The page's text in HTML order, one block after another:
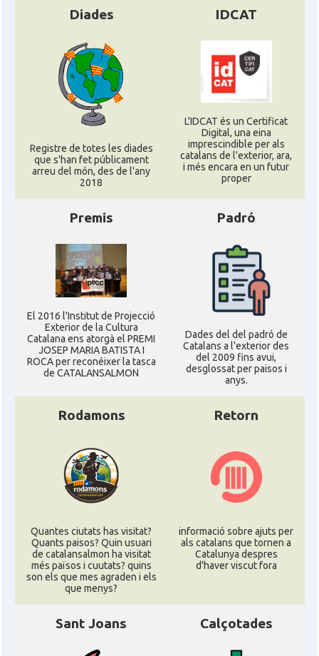
Diades
Registre de totes les diades
que s'han fet públicament
arreu del món, des de l'any
2018
IDCAT
L'IDCAT és un Certificat
Digital, una eina
imprescindible per als
catalans de l'exterior, ara,
i més encara en un futur
proper
Premis
El 2016 l'Institut de Projecció
Exterior de la Cultura
Catalana ens atorgà el PREMI
JOSEP MARIA BATISTA I
ROCA per reconéixer la tasca
de CATALANSALMON
Padró
Dades del del padró de
Catalans a l'exterior des
del 2009 fins avui,
desglossat per paisos i
anys.
Rodamons
Quantes ciutats has visitat?
Quants paisos? Quin usuari
de catalansalmon ha visitat
més països i cuutats? quins
son els que mes agraden i els
que menys?
Retorn
informació sobre ajuts per
als catalans que tornen a
Catalunya despres
d'haver viscut fora
Sant Joans Calçotades